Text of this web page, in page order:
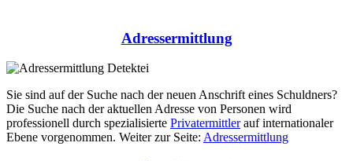
Adressermittlung
Sie sind auf der Suche nach der neuen Anschrift eines Schuldners?
Die Suche nach der aktuellen Adresse von Personen wird
professionell durch spezialisierte Privatermittlerauf internationaler
Ebene vorgenommen. Weiter zur Seite: Adressermittlung